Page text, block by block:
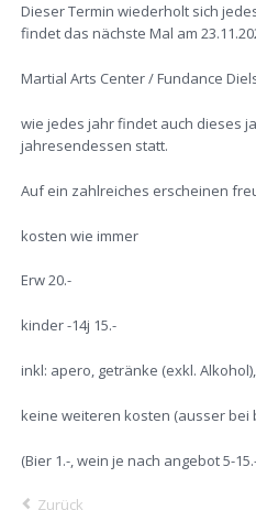
Dieser Termin wiederholt sich
findet das nächste Mal am
Martial Arts Center / Fundance
wie jedes jahr findet auch dieses
jahresendessen statt.
Auf ein zahlreiches erscheinen
kosten wie immer
Erw 20.-
kinder -14j 15.-
inkl: apero, getränke (exkl.
keine weiteren kosten (ausser bei
(Bier 1.-, wein je nach angebot 5-
Zurück